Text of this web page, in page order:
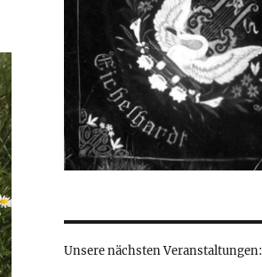
Unsere nächsten Veranstaltungen: